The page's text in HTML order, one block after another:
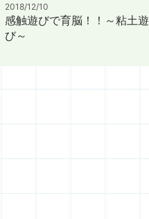
2018/12/10
感触遊びで育脳！！～粘土遊
び～